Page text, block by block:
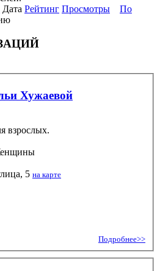
Дата Рейтинг Просмотры
По
Хужаевой
взрослых.
5 на карте
Подробнее>>